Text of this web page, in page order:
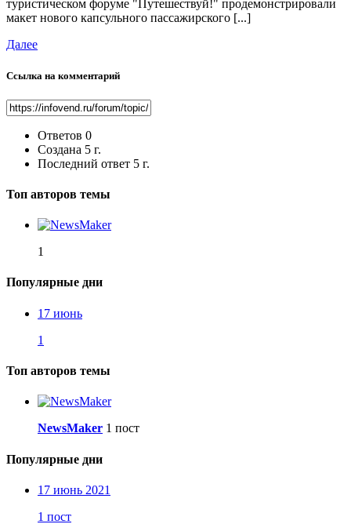
туристическом форуме "Путешествуй!" продемонстрировали
макет нового капсульного пассажирского [...]
Далее
Ссылка на комментарий
Ответов 0
Создана 5 г.
Последний ответ 5 г.
Топ авторов темы
1
Популярные дни
17 июнь
1
Топ авторов темы
NewsMaker 1 пост
Популярные дни
17 июнь 2021
1 пост